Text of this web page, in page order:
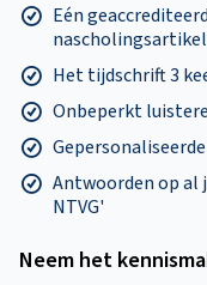
Eén
nascholingsartikel
Het tijdschrift 3
Onbeperkt
Antwoorden op al
NTVG'
Neem het